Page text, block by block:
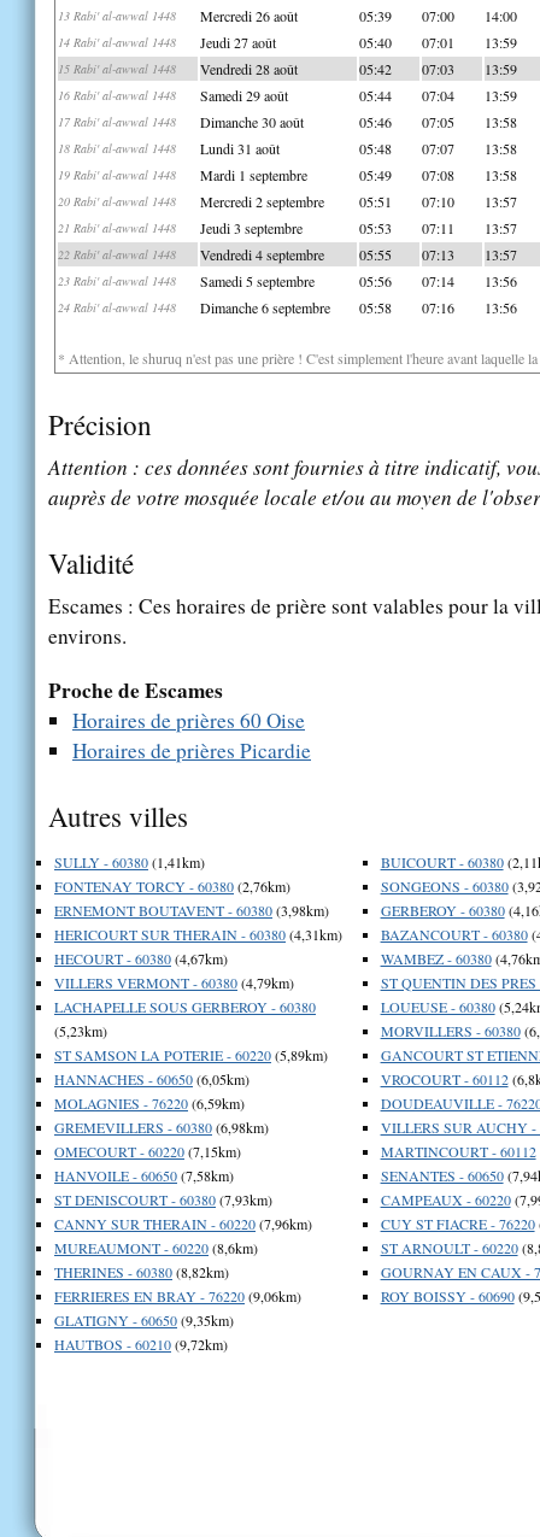
13 Rabi' al-awwal 1448 Mercredi 26 août 05:39 07:00 14:00
14 Rabi' al-awwal 1448 Jeudi 27 août 05:40 07:01 13:59
15 Rabi' al-awwal 1448 Vendredi 28 août 05:42 07:03 13:59
16 Rabi' al-awwal 1448 Samedi 29 août 05:44 07:04 13:59
17 Rabi' al-awwal 1448 Dimanche 30 août 05:46 07:05 13:58
18 Rabi' al-awwal 1448 Lundi 31 août 05:48 07:07 13:58
19 Rabi' al-awwal 1448 Mardi 1 septembre 05:49 07:08 13:58
20 Rabi' al-awwal 1448 Mercredi 2 septembre 05:51 07:10 13:57
21 Rabi' al-awwal 1448 Jeudi 3 septembre 05:53 07:11 13:57
22 Rabi' al-awwal 1448 Vendredi 4 septembre 05:55 07:13 13:57
23 Rabi' al-awwal 1448 Samedi 5 septembre 05:56 07:14 13:56
24 Rabi' al-awwal 1448 Dimanche 6 septembre 05:58 07:16 13:56
* Attention, le shuruq n'est pas une prière ! C'est simplement l'heure avant laquelle
Précision
Attention : ces données sont fournies à titre indicatif,
auprès de votre mosquée locale et/ou au moyen de
Validité
Escames : Ces horaires de prière sont valables pour la
environs.
Proche de Escames
Horaires de prières 60 Oise
Horaires de prières Picardie
Autres villes
SULLY - 60380(1,41km)
FONTENAY TORCY - 60380(2,76km)
ERNEMONT BOUTAVENT - 60380(3,98km)
HERICOURT SUR THERAIN - 60380(4,31km)
HECOURT - 60380(4,67km)
VILLERS VERMONT - 60380(4,79km)
LACHAPELLE SOUS GERBEROY - 60380
(5,23km)
ST SAMSON LA POTERIE - 60220(5,89km)
HANNACHES - 60650(6,05km)
MOLAGNIES - 76220(6,59km)
GREMEVILLERS - 60380(6,98km)
OMECOURT - 60220(7,15km)
HANVOILE - 60650(7,58km)
ST DENISCOURT - 60380(7,93km)
CANNY SUR THERAIN - 60220(7,96km)
MUREAUMONT - 60220(8,6km)
THERINES - 60380(8,82km)
FERRIERES EN BRAY - 76220(9,06km)
GLATIGNY - 60650(9,35km)
HAUTBOS - 60210(9,72km)
BUICOURT - 60380
SONGEONS - 60380
GERBEROY - 60380
BAZANCOURT - 60380
WAMBEZ - 60380
ST QUENTIN DES PRES
LOUEUSE - 60380
MORVILLERS - 60380
GANCOURT ST
VROCOURT - 60112
DOUDEAUVILLE -
VILLERS SUR AUCHY -
MARTINCOURT - 60112
SENANTES - 60650
CAMPEAUX - 60220
CUY ST FIACRE - 76220
ST ARNOULT - 60220
GOURNAY EN CAUX -
ROY BOISSY - 60690